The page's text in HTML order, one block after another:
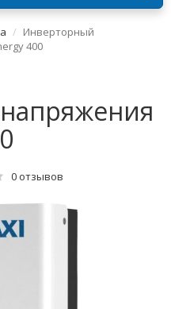
Инверторный
400
0 отзывов